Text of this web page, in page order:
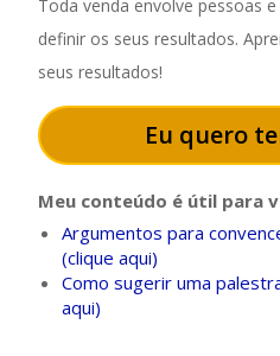
Toda venda envolve pessoas
definir os seus resultados.
seus resultados!
Eu quero
Meu conteúdo é útil para
Argumentos para
(clique aqui)
Como sugerir uma
aqui)